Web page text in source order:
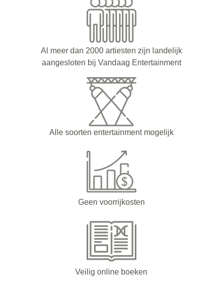
Al meer dan 2000 artiesten zijn landelijk
aangesloten bij Vandaag Entertainment
Alle soorten entertainment mogelijk
Geen voorrijkosten
Veilig online boeken